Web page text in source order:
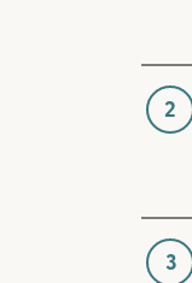
2
3